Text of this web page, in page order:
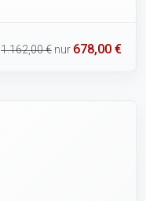
1.162,00 € nur 678,00 €